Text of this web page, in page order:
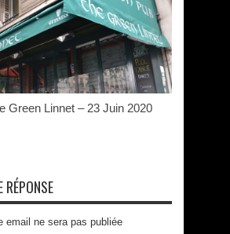
Green Linnet – 23 Juin 2020
RÉPONSE
email ne sera pas publiée